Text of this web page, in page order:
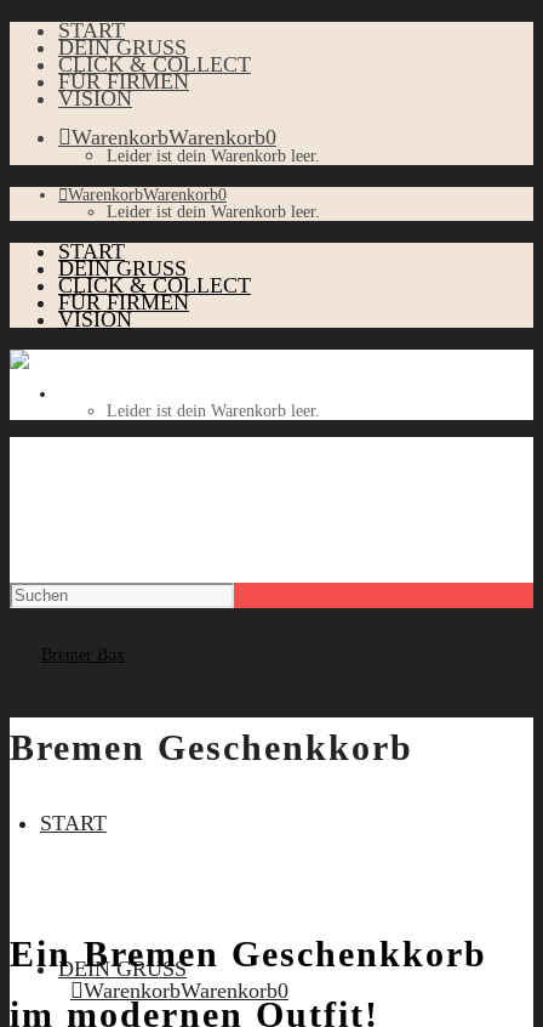
START
DEIN GRUSS
CLICK & COLLECT
FÜR FIRMEN
VISION
WarenkorbWarenkorb0
Leider ist dein Warenkorb leer.
WarenkorbWarenkorb0
Leider ist dein Warenkorb leer.
START
DEIN GRUSS
CLICK & COLLECT
FÜR FIRMEN
VISION
Leider ist dein Warenkorb leer.
START
DEIN GRUSS
WarenkorbWarenkorb0
AB GEHT DIE
BOX Geschenkkörbe
Bremen Geschenkkorb
Ein Bremen Geschenkkorb
im modernen Outfit!